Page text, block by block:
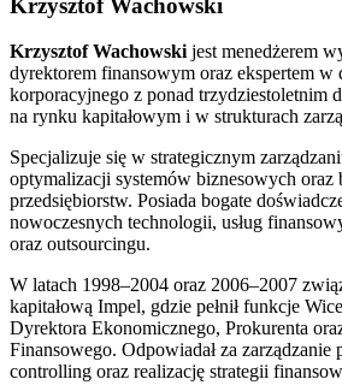
Krzysztof Wachowski jest menedżerem
dyrektorem finansowym oraz ekspertem w
korporacyjnego z ponad trzydziestoletnim
na rynku kapitałowym i w strukturach
Specjalizuje się w strategicznym
optymalizacji systemów biznesowych oraz
przedsiębiorstw. Posiada bogate
nowoczesnych technologii, usług
oraz outsourcingu.
W latach 1998–2004 oraz 2006–2007
kapitałową Impel, gdzie pełnił funkcje
Dyrektora Ekonomicznego, Prokurenta
Finansowego. Odpowiadał za zarządzanie
controlling oraz realizację strategii